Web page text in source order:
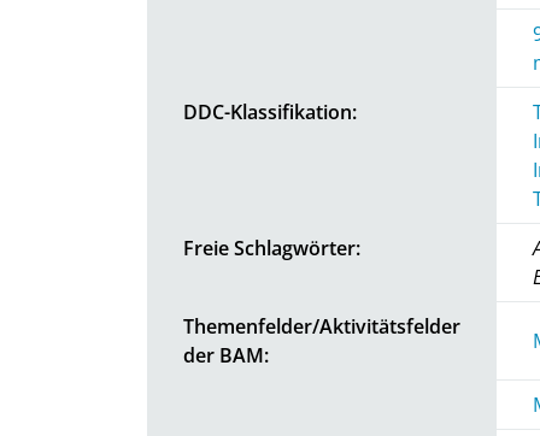
DDC-Klassifikation:
Freie Schlagwörter:
Themenfelder/Aktivitätsfelder
der BAM: